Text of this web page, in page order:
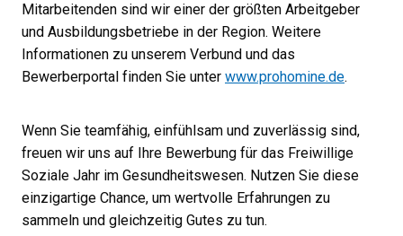
Mitarbeitenden sind wir einer der größten Arbeitgeber
und Ausbildungsbetriebe in der Region. Weitere
Informationen zu unserem Verbund und das
Bewerberportal finden Sie unter www.prohomine.de.
Wenn Sie teamfähig, einfühlsam und zuverlässig sind,
freuen wir uns auf Ihre Bewerbung für das Freiwillige
Soziale Jahr im Gesundheitswesen. Nutzen Sie diese
einzigartige Chance, um wertvolle Erfahrungen zu
sammeln und gleichzeitig Gutes zu tun.